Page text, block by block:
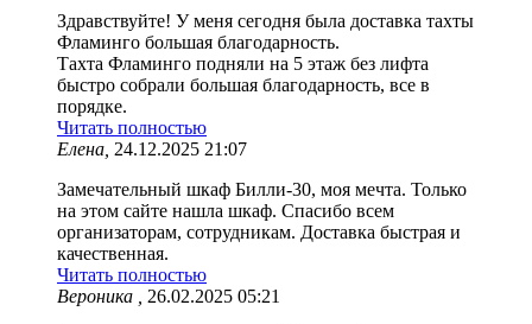
Здравствуйте! У меня сегодня была доставка тахты
Фламинго большая благодарность.
Тахта Фламинго подняли на 5 этаж без лифта
быстро собрали большая благодарность, все в
порядке.
Читать полностью
Елена, 24.12.2025 21:07
Замечательный шкаф Билли-30, моя мечта. Только
на этом сайте нашла шкаф. Спасибо всем
организаторам, сотрудникам. Доставка быстрая и
качественная.
Читать полностью
Вероника ,
26.02.2025 05:21